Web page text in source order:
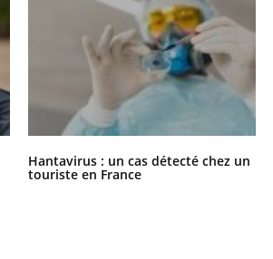
Hantavirus : un cas détecté chez un
touriste en France